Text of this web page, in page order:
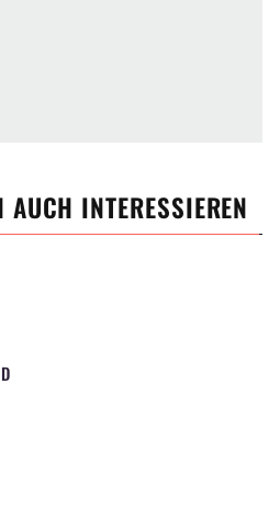
INTERESSIEREN